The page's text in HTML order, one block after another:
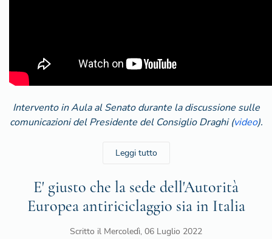
Intervento in Aula al Senato durante la discussione sulle
comunicazioni del Presidente del Consiglio Draghi (video).
Leggi tutto
E' giusto che la sede dell'Autorità
Europea antiriciclaggio sia in Italia
Scritto il Mercoledì, 06 Luglio 2022